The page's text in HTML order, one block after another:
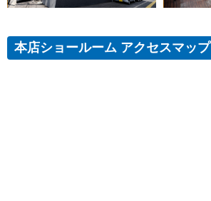
本店ショールーム アクセスマップ